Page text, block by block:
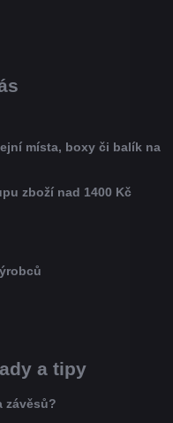
místa, boxy či balík na
zboží nad 1400 Kč
a tipy
závěsů?